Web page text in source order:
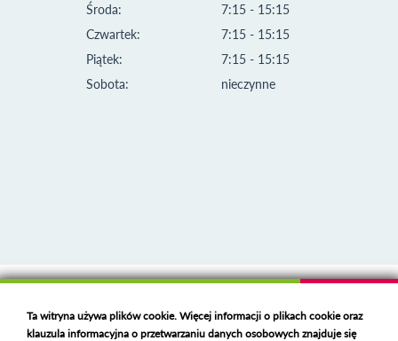
Środa:
Czwartek:
Piątek:
Sobota:
7:15 - 15:15
7:15 - 15:15
7:15 - 15:15
nieczynne
Deklaracja dostępności
Ta witryna używa plików cookie. Więcej informacji o plikach cookie oraz
klauzula informacyjna o przetwarzaniu danych osobowych znajduje się